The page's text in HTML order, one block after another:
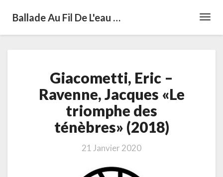
Ballade Au Fil De L'eau …
Eric
–
Ravenne,
Jacques
«Le
triomphe
ténèbres»
Giacometti, Eric –
Ravenne, Jacques «Le
triomphe des
ténèbres» (2018)
21 Janvier 2020